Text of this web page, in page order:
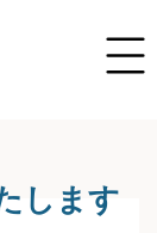
します